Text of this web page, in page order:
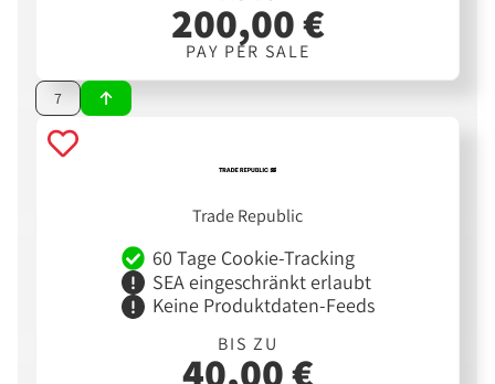
200,00 €
PAY PER SALE
7
Trade Republic
60 Tage Cookie-Tracking
SEA eingeschränkt erlaubt
Keine Produktdaten-Feeds
BIS ZU
40,00 €